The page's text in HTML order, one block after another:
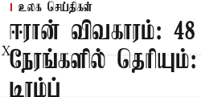
உலக செய்திகள்
ஈரான் விவகாரம்:
நேரங்களில்
டிரம்ப்
X